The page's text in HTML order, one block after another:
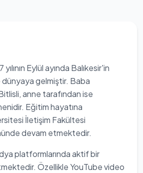
Eylül ayında Balıkesir'in
gelmiştir. Baba
anne tarafından ise
Eğitim hayatına
İletişim Fakültesi
devam etmektedir.
platformlarında aktif bir
Özellikle YouTube video